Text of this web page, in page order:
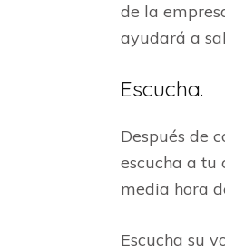
de la
ayudará a
Escucha.
Después de
escucha a tu
media hora
Escucha su